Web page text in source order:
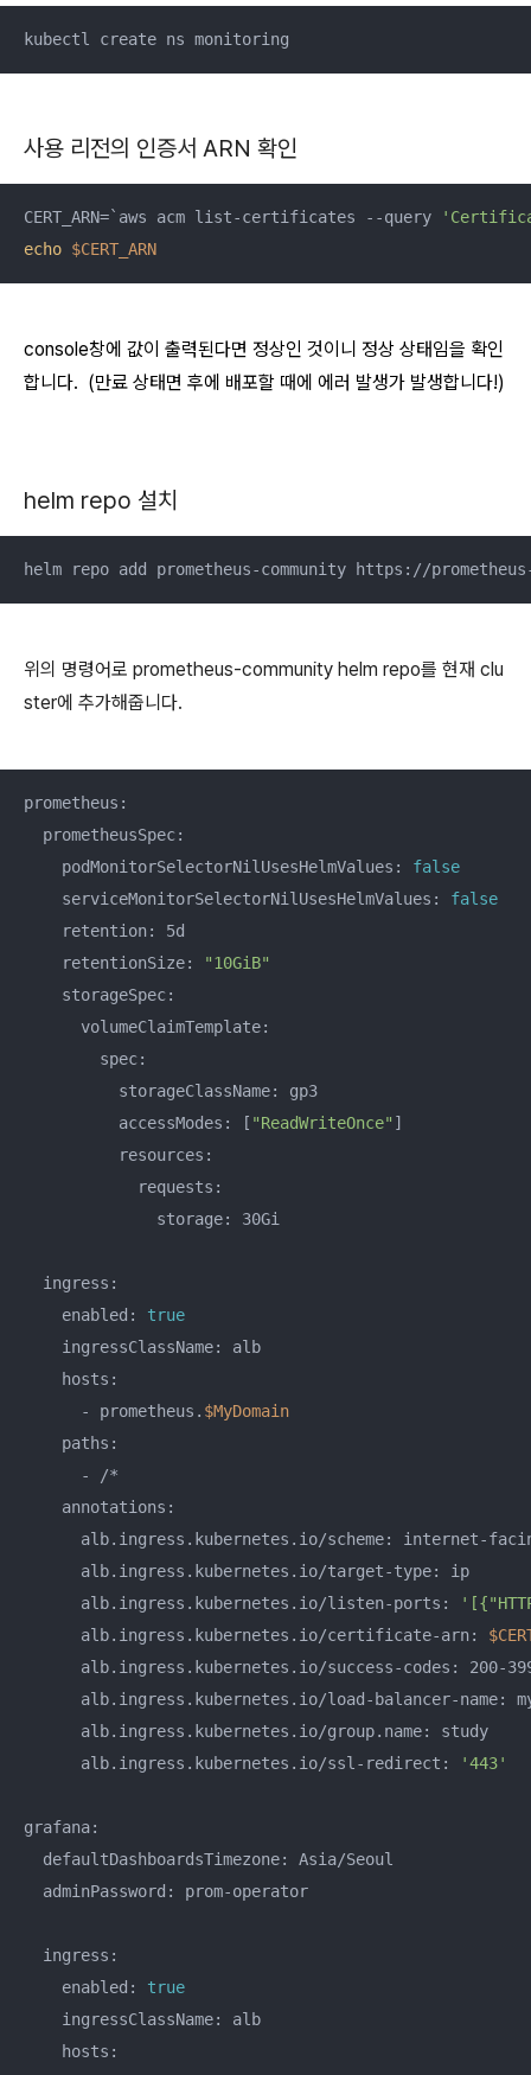
kubectl create ns monitoring
사용 리전의 인증서 ARN 확인
CERT_ARN=`aws acm list-certificates --query
echo $CERT_ARN
console창에 값이 출력된다면 정상인 것이니 정상 상태임을 확인
합니다. (만료 상태면 후에 배포할 때에 에러 발생가 발생합니다!)
helm repo 설치
helm repo add prometheus-community https://
위의 명령어로 prometheus-community helm repo를 현재 clu
ster에 추가해줍니다.
prometheus:
  prometheusSpec:
    podMonitorSelectorNilUsesHelmValues:
false
    serviceMonitorSelectorNilUsesHelmValues:
false
    retention: 5d
    retentionSize:
"10GiB"
    storageSpec:
      volumeClaimTemplate:
        spec:
          storageClassName: gp3
          accessModes: [
"ReadWriteOnce" ]
          resources:
            requests:
              storage: 30Gi
  ingress:
    enabled:
true
    ingressClassName: alb
    hosts:
      - prometheus.
$MyDomain
    paths:
      - /*
    annotations:
alb.ingress.kubernetes.io/scheme: internet-
      alb.ingress.kubernetes.io/target-type: ip
      alb.ingress.kubernetes.io/listen-ports:
      alb.ingress.kubernetes.io/certificate-arn:
alb.ingress.kubernetes.io/success-codes: 200-
alb.ingress.kubernetes.io/load-balancer-name:
      alb.ingress.kubernetes.io/group.name: study
      alb.ingress.kubernetes.io/ssl-redirect:
'443'
grafana:
  defaultDashboardsTimezone: Asia/Seoul
  adminPassword: prom-operator
  ingress:
    enabled:
true
    ingressClassName: alb
    hosts: